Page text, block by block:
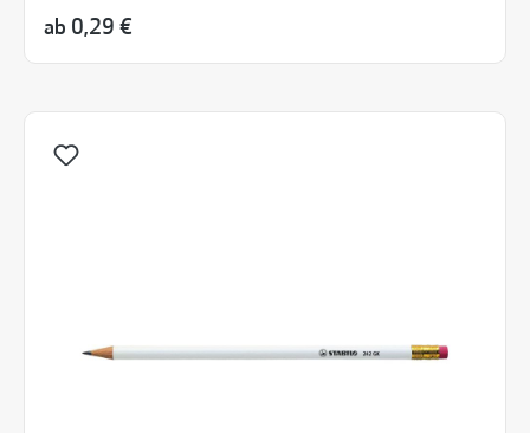
ab 0,29 €